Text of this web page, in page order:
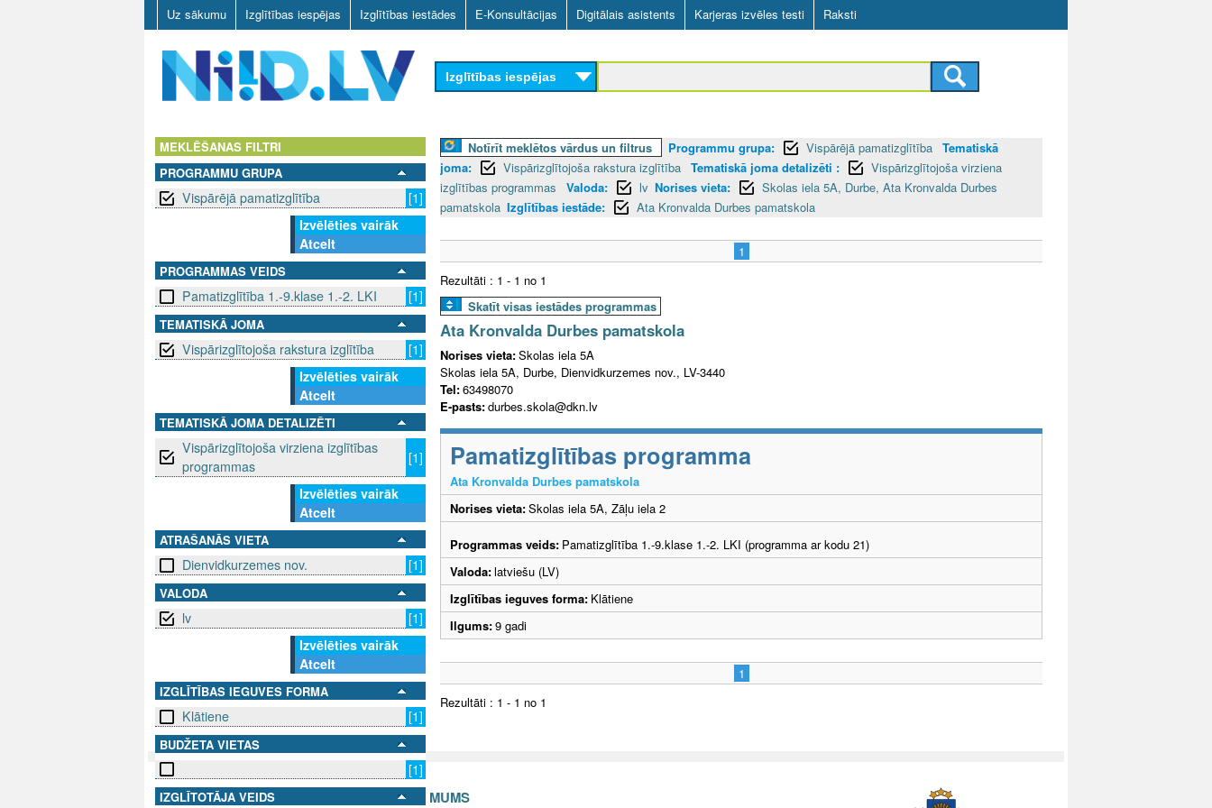
Skip
to
main
content
Uz sākumu Izglītības iespējas Izglītības iestādes E-Konsultācijas Digitālais asistents Karjeras izvēles testi Raksti
V
Izglītības iespējas
MEKLĒŠANAS FILTRI
PROGRAMMU GRUPA
Vispārējā pamatizglītība
[1]
Izvēlēties vairāk
Atcelt
PROGRAMMAS VEIDS
Pamatizglītība 1.-9.klase 1.-2. LKI [1]
TEMATISKĀ JOMA
Vispārizglītojoša rakstura izglītība
[1]
Izvēlēties vairāk
Atcelt
TEMATISKĀ JOMA DETALIZĒTI
Vispārizglītojoša virziena izglītības
programmas
[1]
Izvēlēties vairāk
Atcelt
ATRAŠANĀS VIETA
Dienvidkurzemes nov. [1]
VALODA
lv
[1]
Izvēlēties vairāk
Atcelt
IZGLĪTĪBAS IEGUVES FORMA
Klātiene [1]
BUDŽETA VIETAS
[1]
IZGLĪTOTĀJA VEIDS
Notīrīt meklētos vārdus un filtrus Programmu grupa: Vispārējā pamatizglītība Tematiskā
joma:
Vispārizglītojoša rakstura izglītība Tematiskā joma detalizēti :
Vispārizglītojoša virziena
izglītības programmas
Valoda: lv Norises vieta:
Skolas iela 5A, Durbe, Ata Kronvalda Durbes
pamatskola Izglītības iestāde: Ata Kronvalda Durbes pamatskola
1
Rezultāti : 1 - 1 no 1
Skatīt visas iestādes programmas
Ata Kronvalda Durbes pamatskola
Norises vieta:Skolas iela 5A
Skolas iela 5A, Durbe, Dienvidkurzemes nov., LV-3440
Tel:63498070
E-pasts:durbes.skola@dkn.lv
Pamatizglītības programma
Ata Kronvalda Durbes pamatskola
Norises vieta:Skolas iela 5A, Zāļu iela 2
Programmas veids: Pamatizglītība 1.-9.klase 1.-2. LKI (programma ar kodu 21)
Valoda:latviešu (LV)
Izglītības ieguves forma: Klātiene
Ilgums:9 gadi
1
Rezultāti : 1 - 1 no 1
SEKO MUMS SAZINIES AR MUMS